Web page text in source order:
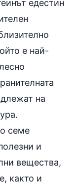
едестин
е най-
на
семе
и
вещества,
както и